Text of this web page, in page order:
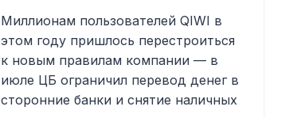
Миллионам пользователей QIWI в
этом году пришлось перестроиться
к новым правилам компании — в
июле ЦБ ограничил перевод денег в
сторонние банки и снятие наличных